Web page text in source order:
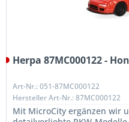
Herpa 87MC000122 -
Art-Nr.: 051-87MC000122
Hersteller Art-Nr.: 87MC000122
Mit MicroCity ergänzen wir